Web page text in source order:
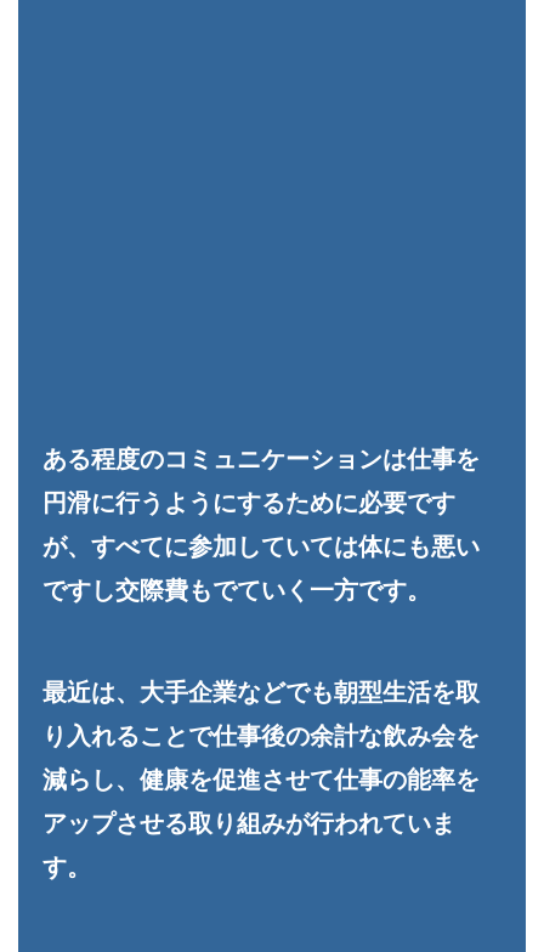
ある程度のコミュニケーションは仕事を
円滑に行うようにするために必要です
が、すべてに参加していては体にも悪い
ですし交際費もでていく一方です。
最近は、大手企業などでも朝型生活を取
り入れることで仕事後の余計な飲み会を
減らし、健康を促進させて仕事の能率を
アップさせる取り組みが行われていま
す。